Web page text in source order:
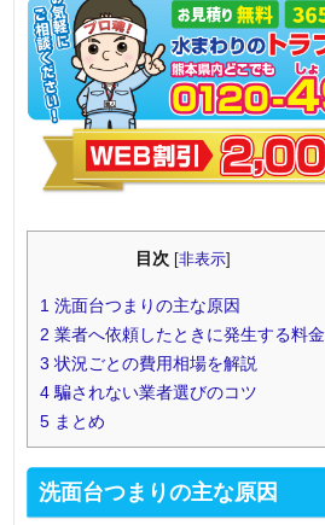
目次 [非表示]
1 洗面台つまりの主な原因
2 業者へ依頼したときに発生する料金
3 状況ごとの費用相場を解説
4 騙されない業者選びのコツ
5 まとめ
洗面台つまりの主な原因